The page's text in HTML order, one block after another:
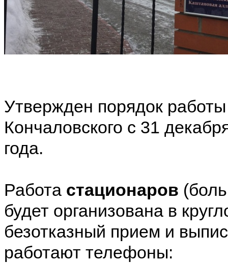
Утвержден порядок
Кончаловского с 31
года.
Работа стационаров
будет организована в
безотказный прием и
работают телефоны: